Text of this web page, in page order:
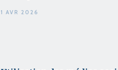
1 AVR 2026